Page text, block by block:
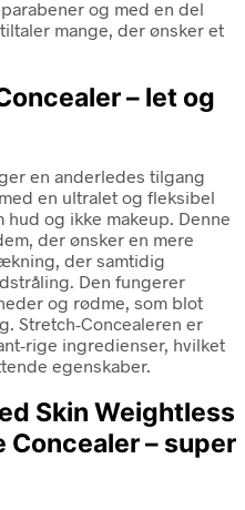
og med en del
mange, der ønsker et
– let og
en anderledes tilgang
en ultralet og fleksibel
og ikke makeup. Denne
der ønsker en mere
der samtidig
Den fungerer
og rødme, som blot
Stretch-Concealeren er
rige ingredienser, hvilket
egenskaber.
Skin Weightless
Concealer – super